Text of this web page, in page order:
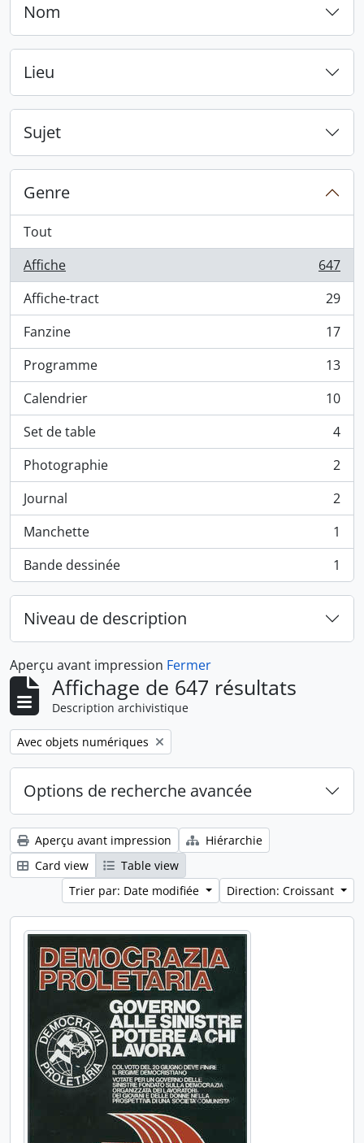
Nom
Lieu
Sujet
Genre
Tout
Affiche
, 647 résultats
647
Affiche-tract
, 29 résultats
29
Fanzine
, 17 résultats
17
Programme
, 13 résultats
13
Calendrier
, 10 résultats
10
Set de table
, 4 résultats
4
Photographie
, 2 résultats
2
Journal
, 2 résultats
2
Manchette
, 1 résultats
1
Bande dessinée
, 1 résultats 1
Niveau de description
Aperçu avant impression Fermer
Affichage de 647 résultats
Description archivistique
Remove filter:
Avec objets numériques
Options de recherche avancée
Aperçu avant impression
Hiérarchie
Card view
Table view
Trier par: Date modifiée
Direction: Croissant